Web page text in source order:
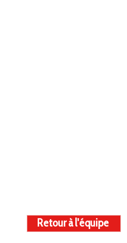
Retour à l'équipe